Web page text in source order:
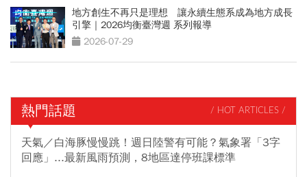
地方創生不再只是理想 讓永續生態系成為地方成長
引擎｜2026均衡臺灣週 系列報導
2026-07-29
熱門話題 / HOT ARTICLES /
天氣／白海豚慢慢跳！週日陸警有可能？氣象署「3字
回應」...最新風雨預測，8地區達停班課標準